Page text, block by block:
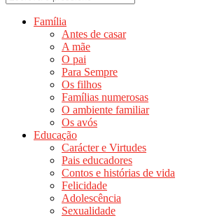
Família
Antes de casar
A mãe
O pai
Para Sempre
Os filhos
Famílias numerosas
O ambiente familiar
Os avós
Educação
Carácter e Virtudes
Pais educadores
Contos e histórias de vida
Felicidade
Adolescência
Sexualidade